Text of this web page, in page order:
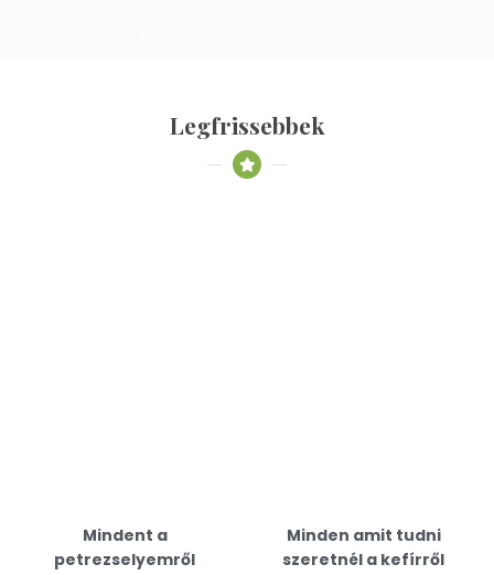
Legfrissebbek
Mindent a
petrezselyemről
Minden amit tudni
szeretnél a kefírről